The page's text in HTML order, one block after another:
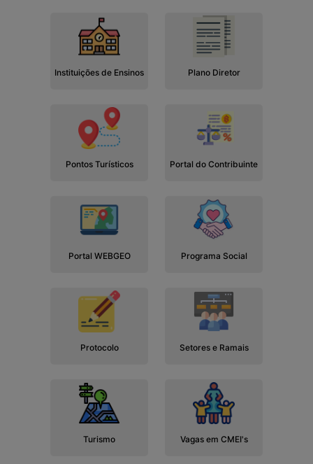
Instituições de Ensinos Plano Diretor
Pontos Turísticos Portal do Contribuinte
Portal WEBGEO Programa Social
Protocolo Setores e Ramais
Turismo Vagas em CMEI's